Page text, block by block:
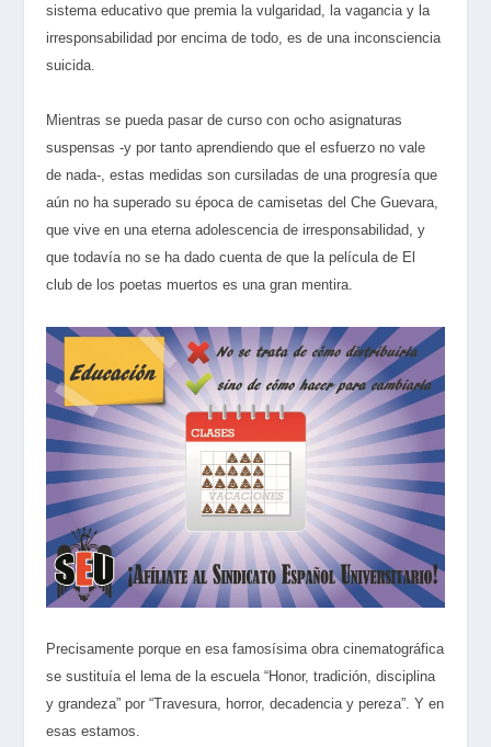
sistema educativo que premia la vulgaridad, la vagancia y la
irresponsabilidad por encima de todo, es de una inconsciencia
suicida.
Mientras se pueda pasar de curso con ocho asignaturas
suspensas -y por tanto aprendiendo que el esfuerzo no vale
de nada-, estas medidas son cursiladas de una progresía que
aún no ha superado su época de camisetas del Che Guevara,
que vive en una eterna adolescencia de irresponsabilidad, y
que todavía no se ha dado cuenta de que la película de El
club de los poetas muertoses una gran mentira.
Precisamente porque en esa famosísima obra cinematográfica
se sustituía el lema de la escuela “Honor, tradición, disciplina
y grandeza” por “Travesura, horror, decadencia y pereza”. Y en
esas estamos.